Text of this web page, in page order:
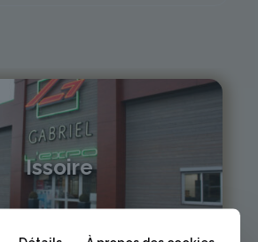
Issoire
contact@gabriel-sa.fr